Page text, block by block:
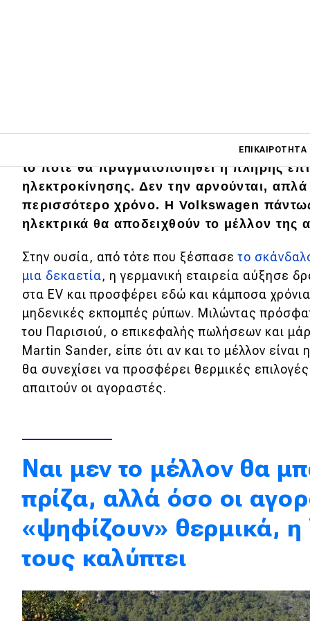
ΕΠΙΚΑΙΡΌΤΗΤΑ
Main navigation
Επικαιρότητα
Νέα μοντέλα
Πρωτότυπα
Ελλάδα
Κόσμος
Τεχνολογία
Ασφάλεια
Απόψεις
Test Drive
Δοκιμή
Αποστολή
Συγκρίνουμε
Πολλές αυτοκινητοβιομηχανίες κάνουν
το πότε θα πραγματοποιηθεί η πλήρης
ηλεκτροκίνησης. Δεν την αρνούνται, απλά
περισσότερο χρόνο. Η Volkswagen
ηλεκτρικά θα αποδειχθούν το μέλλον της
Στην ουσία, από τότε που ξέσπασετο
μια δεκαετία, η γερμανική εταιρεία αύξησε
στα EV και προσφέρει εδώ και κάμποσα
μηδενικές εκπομπές ρύπων. Μιλώντας
του Παρισιού, ο επικεφαλής πωλήσεων και
Martin Sander, είπε ότι αν και το μέλλον είναι
θα συνεχίσει να προσφέρει θερμικές
απαιτούν οι αγοραστές.
Ναι μεν το μέλλον θα
πρίζα, αλλά όσο οι
«ψηφίζουν» θερμικά,
τους καλύπτει